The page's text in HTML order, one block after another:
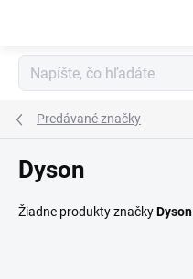
Predávané značky
Dyson
Žiadne produkty značkyDyson